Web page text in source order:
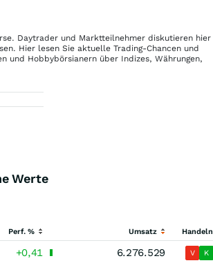
Daytrader und Marktteilnehmer diskutieren hier
Hier lesen Sie aktuelle Trading-Chancen und
und Hobbybörsianern über Indizes, Währungen,
Werte
Perf. % Umsatz Handeln
+0,41 6.276.529 V K